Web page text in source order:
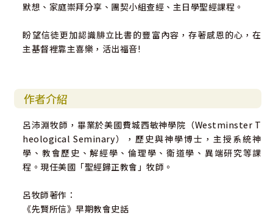
默想、家庭崇拜分享、團契小組查經、主日學聖經課程。
盼望信徒更加認識腓立比書的豐富內容，存著感恩的心，在
主基督裡靠主喜樂，活出福音!
作者介紹
呂沛淵牧師，畢業於美國費城西敏神學院（Westminster T
heological Seminary），歷史與神學博士，主授系統神
學、教會歷史、解經學、倫理學、衛道學、異端研究等課
程。現任美國「聖經歸正教會」牧師。
呂牧師著作：
《先賢所信》早期教會史話